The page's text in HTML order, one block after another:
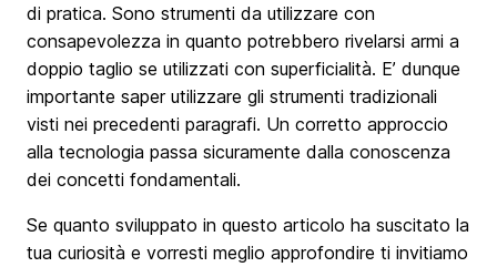
di pratica. Sono strumenti da utilizzare con
consapevolezza in quanto potrebbero rivelarsi armi a
doppio taglio se utilizzati con superficialità. E’ dunque
importante saper utilizzare gli strumenti tradizionali
visti nei precedenti paragrafi. Un corretto approccio
alla tecnologia passa sicuramente dalla conoscenza
dei concetti fondamentali.
Se quanto sviluppato in questo articolo ha suscitato la
tua curiosità e vorresti meglio approfondire ti invitiamo